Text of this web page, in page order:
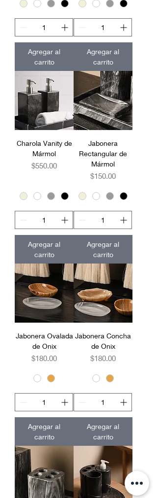
Agregar al
carrito
Agregar al
carrito
Charola Vanity de
Mármol
Precio
$550.00
Agregar al
carrito
Jabonera
Rectangular de
Mármol
Precio
$150.00
Agregar al
carrito
Jabonera Ovalada
de Onix
Precio
$180.00
Agregar al
carrito
Jabonera Concha
de Onix
Precio
$180.00
Agregar al
carrito